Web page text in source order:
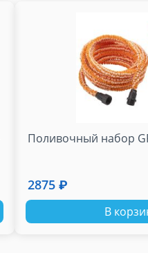
Поливочный набор
2875 ₽
В